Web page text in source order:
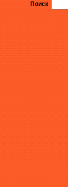
Поиск